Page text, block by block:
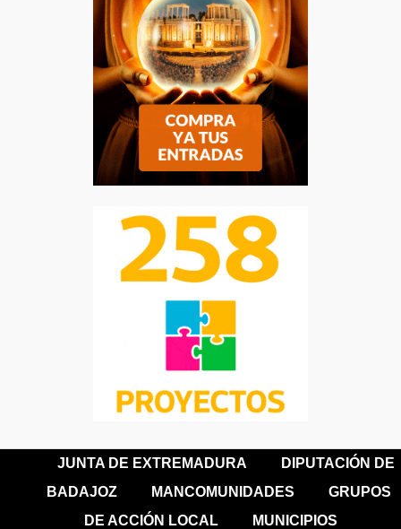
JUNTA DE EXTREMADURA
DIPUTACIÓN DE
BADAJOZ
MANCOMUNIDADES
GRUPOS
DE ACCIÓN LOCAL
MUNICIPIOS